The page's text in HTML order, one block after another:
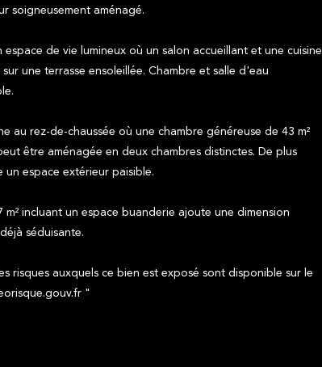
soigneusement aménagé.
de vie lumineux où un salon accueillant et une cuisine
une terrasse ensoleillée. Chambre et salle d'eau
au rez-de-chaussée où une chambre généreuse de 43 m²
être aménagée en deux chambres distinctes. De plus
espace extérieur paisible.
incluant un espace buanderie ajoute une dimension
séduisante.
risques auxquels ce bien est exposé sont disponible sur le
"